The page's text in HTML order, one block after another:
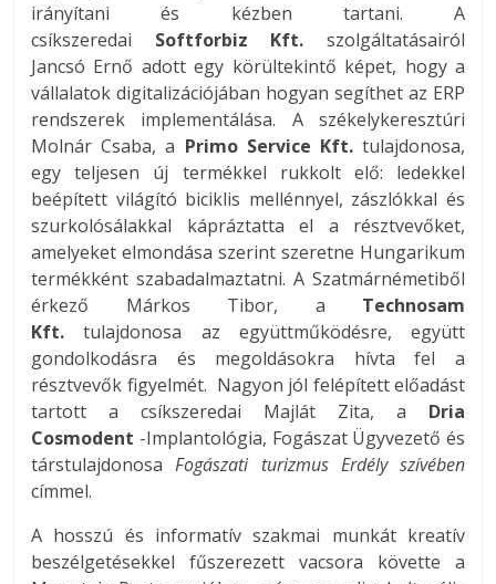
irányítani és kézben tartani. A
csíkszeredai Softforbiz Kft. szolgáltatásairól
Jancsó Ernő adott egy körültekintő képet, hogy a
vállalatok digitalizációjában hogyan segíthet az ERP
rendszerek implementálása. A székelykeresztúri
Molnár Csaba, a Primo Service Kft.tulajdonosa,
egy teljesen új termékkel rukkolt elő: ledekkel
beépített világító biciklis mellénnyel, zászlókkal és
szurkolósálakkal kápráztatta el a résztvevőket,
amelyeket elmondása szerint szeretne Hungarikum
termékként szabadalmaztatni. A Szatmárnémetiből
érkező Márkos Tibor, a Technosam
Kft.tulajdonosa az együttműködésre, együtt
gondolkodásra és megoldásokra hívta fel a
résztvevők figyelmét. Nagyon jól felépített előadást
tartott a csíkszeredai Majlát Zita, a Dria
Cosmodent -Implantológia, Fogászat Ügyvezető és
társtulajdonosaFogászati turizmus Erdély szívében
címmel.
A hosszú és informatív szakmai munkát kreatív
beszélgetésekkel fűszerezett vacsora követte a